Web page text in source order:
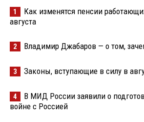
1
Как изменятся пенсии
августа
2 Владимир Джабаров — о том,
3 Законы, вступающие в силу в
4
В МИД России заявили о
войне с Россией